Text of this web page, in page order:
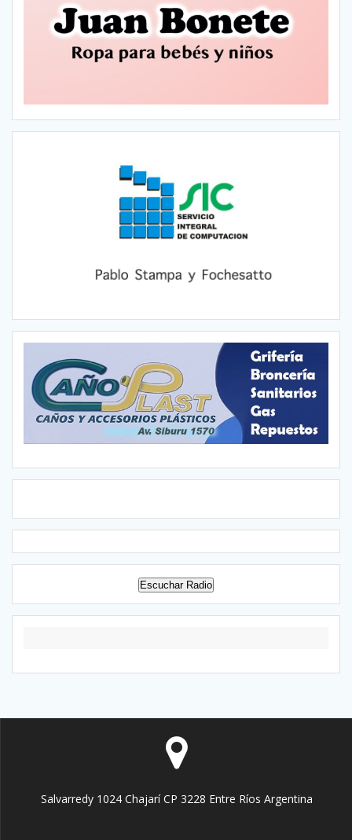
Escuchar Radio
Salvarredy 1024 Chajarí CP 3228 Entre Ríos Argentina